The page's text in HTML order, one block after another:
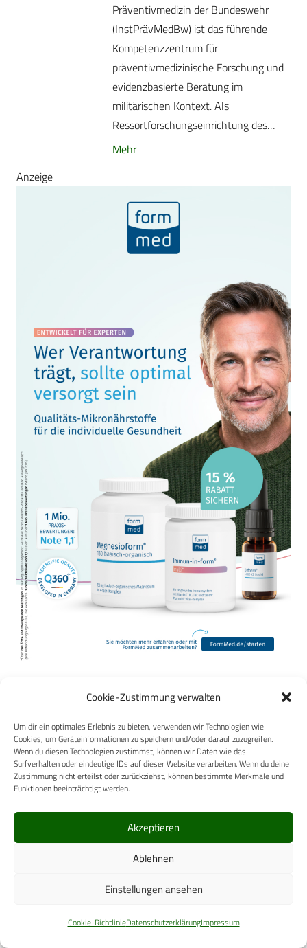
Cookie-Zustimmung verwalten
Um dir ein optimales Erlebnis zu bieten, verwenden wir Technologien wie
Cookies, um Geräteinformationen zu speichern und/oder darauf zuzugreifen.
Wenn du diesen Technologien zustimmst, können wir Daten wie das
Surfverhalten oder eindeutige IDs auf dieser Website verarbeiten. Wenn du deine
Zustimmung nicht erteilst oder zurückziehst, können bestimmte Merkmale und
Funktionen beeinträchtigt werden.
Akzeptieren
Ablehnen
Einstellungen ansehen
Cookie-RichtlinieDatenschutzerklärungImpressum
Präventivmedizin der Bundeswehr
(InstPrävMedBw) ist das führende
Kompetenzzentrum für
präventivmedizinische Forschung und
evidenzbasierte Beratung im
militärischen Kontext. Als
Ressortforschungseinrichtung des…
Mehr
Anzeige
Verwendete Schlagwörter
DEF-JOBS